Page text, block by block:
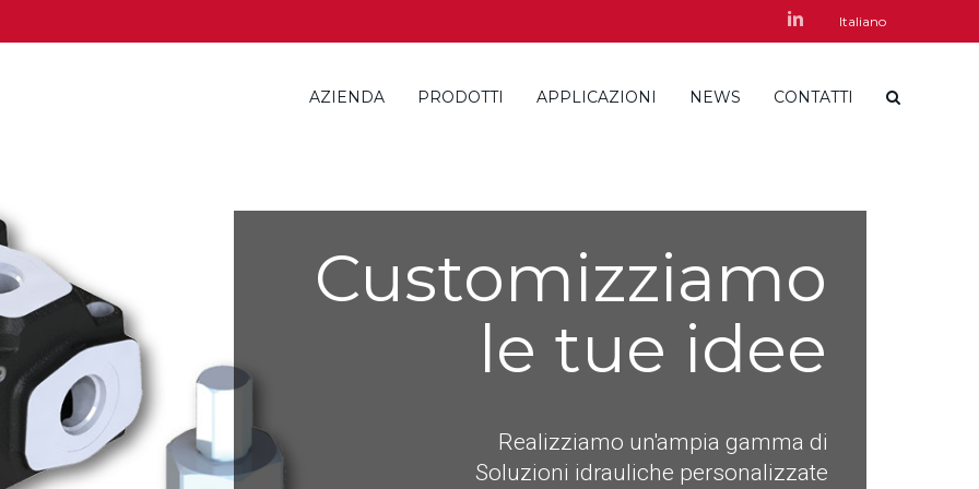
Italiano
LinkedIn
AZIENDA PRODOTTI APPLICAZIONI NEWS CONTATTI
Customizziamo
le tue idee
Realizziamo un'ampia gamma di
Soluzioni idrauliche personalizzate